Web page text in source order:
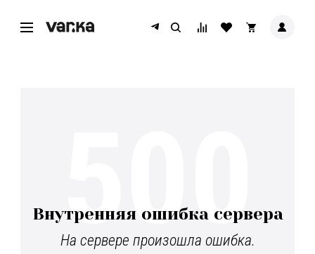
Внутренняя ошибка сервера
На сервере произошла ошибка.
500